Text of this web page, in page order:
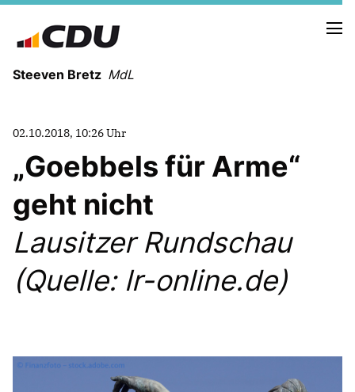
Steeven Bretz MdL
WAHLKREISBESUCHE
PRESSEFOTOS
MEIN BÜRGERBÜRO
Kleine Anfragen
02.10.2018, 10:26 Uhr
Goebbels für Arme“
geht nicht
Lausitzer Rundschau
(Quelle: lr-online.de)